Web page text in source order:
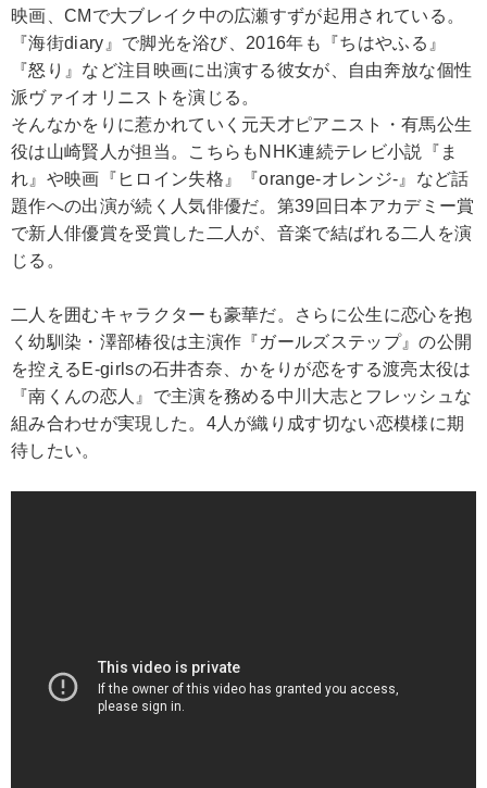
映画、CMで大ブレイク中の広瀬すずが起用されている。
『海街diary』で脚光を浴び、2016年も『ちはやふる』
『怒り』など注目映画に出演する彼女が、自由奔放な個性
派ヴァイオリニストを演じる。
そんなかをりに惹かれていく元天才ピアニスト・有馬公生
役は山崎賢人が担当。こちらもNHK連続テレビ小説『ま
れ』や映画『ヒロイン失格』『orange-オレンジ-』など話
題作への出演が続く人気俳優だ。第39回日本アカデミー賞
で新人俳優賞を受賞した二人が、音楽で結ばれる二人を演
じる。
二人を囲むキャラクターも豪華だ。さらに公生に恋心を抱
く幼馴染・澤部椿役は主演作『ガールズステップ』の公開
を控えるE-girlsの石井杏奈、かをりが恋をする渡亮太役は
『南くんの恋人』で主演を務める中川大志とフレッシュな
組み合わせが実現した。4人が織り成す切ない恋模様に期
待したい。